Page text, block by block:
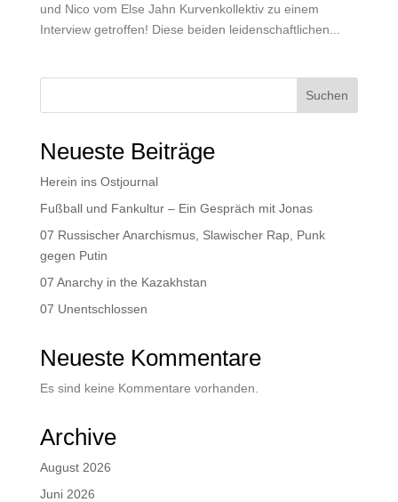
und Nico vom Else Jahn Kurvenkollektiv zu einem
Interview getroffen! Diese beiden leidenschaftlichen...
Suchen
Neueste Beiträge
Herein ins Ostjournal
Fußball und Fankultur – Ein Gespräch mit Jonas
07 Russischer Anarchismus, Slawischer Rap, Punk
gegen Putin
07 Anarchy in the Kazakhstan
07 Unentschlossen
Neueste Kommentare
Es sind keine Kommentare vorhanden.
Archive
August 2026
Juni 2026